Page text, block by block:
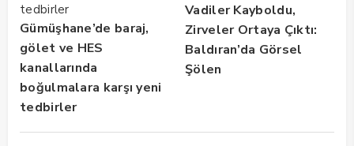
Gümüşhane’de baraj,
gölet ve HES
kanallarında
boğulmalara karşı yeni
tedbirler
Vadiler Kayboldu,
Zirveler Ortaya Çıktı:
Baldıran’da Görsel
Şölen